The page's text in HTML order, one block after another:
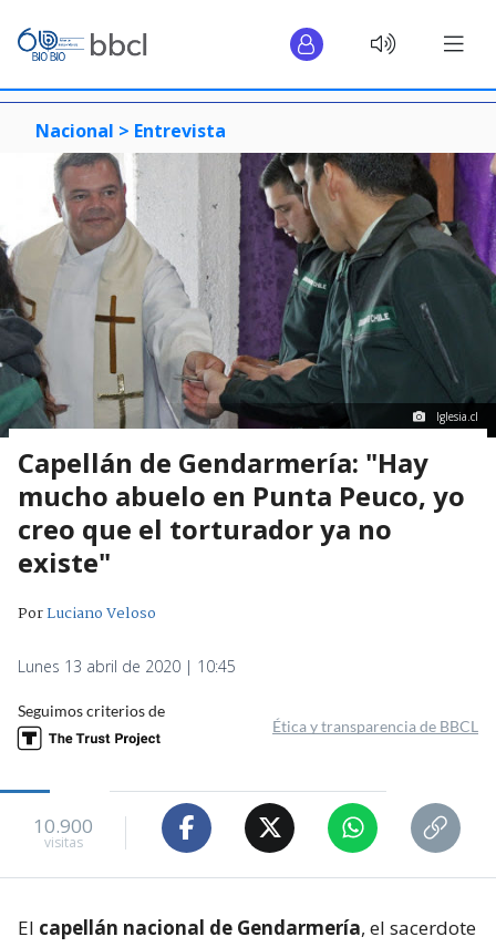
Nacional > Entrevista
Iglesia.cl
Capellán de Gendarmería: "Hay
mucho abuelo en Punta Peuco, yo
creo que el torturador ya no
existe"
PorLuciano Veloso
Lunes 13 abril de 2020 | 10:45
Seguimos criterios de
Ética y transparencia de BBCL
10.900
visitas
El capellán nacional de Gendarmería, el sacerdote